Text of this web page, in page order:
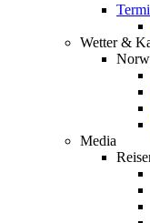
Wetter &
Media